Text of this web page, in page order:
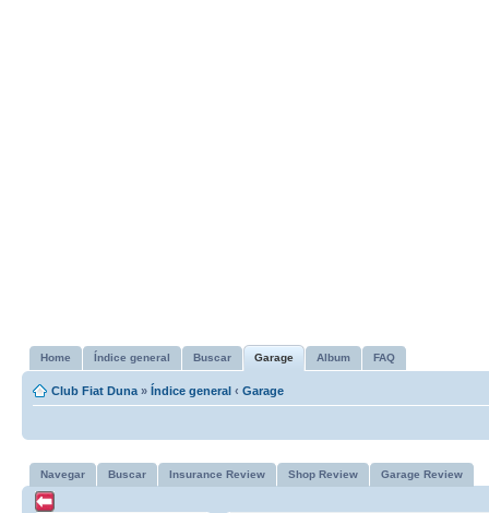
Home Índice general Buscar Garage Album FAQ
Club Fiat Duna » Índice general ‹ Garage
Navegar Buscar Insurance Review Shop Review Garage Review